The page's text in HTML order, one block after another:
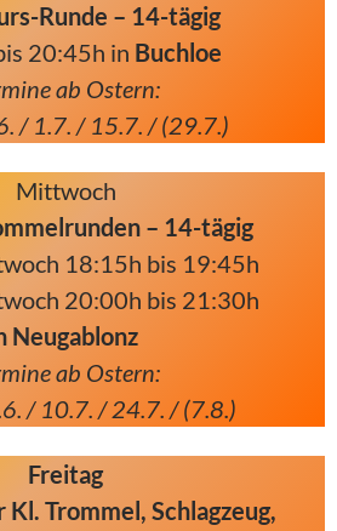
Runde – 14-tägig
20:45h in Buchloe
ab Ostern:
/ 1.7. / 15.7. / (29.7.)
Mittwoch
– 14-tägig
18:15h bis 19:45h
20:00h bis 21:30h
Neugablonz
ab Ostern:
/ 10.7. / 24.7. / (7.8.)
Freitag
Trommel, Schlagzeug,